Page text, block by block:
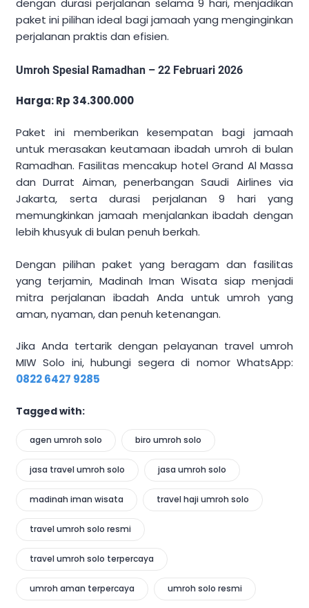
paket ini pilihan ideal bagi jamaah yang menginginkan
perjalanan praktis dan efisien.
Umroh Spesial Ramadhan – 22 Februari 2026
Harga: Rp 34.300.000
Paket ini memberikan kesempatan bagi jamaah
untuk merasakan keutamaan ibadah umroh di bulan
Ramadhan. Fasilitas mencakup hotel Grand Al Massa
dan Durrat Aiman, penerbangan Saudi Airlines via
Jakarta, serta durasi perjalanan 9 hari yang
memungkinkan jamaah menjalankan ibadah dengan
lebih khusyuk di bulan penuh berkah.
Dengan pilihan paket yang beragam dan fasilitas
yang terjamin, Madinah Iman Wisata siap menjadi
mitra perjalanan ibadah Anda untuk umroh yang
aman, nyaman, dan penuh ketenangan.
Jika Anda tertarik dengan pelayanan travel umroh
MIW Solo ini, hubungi segera di nomor WhatsApp:
0822 6427 9285
Tagged with:
agen umroh solo biro umroh solo
jasa travel umroh solo jasa umroh solo
madinah iman wisata travel haji umroh solo
travel umroh solo resmi
travel umroh solo terpercaya
umroh aman terpercaya umroh solo resmi